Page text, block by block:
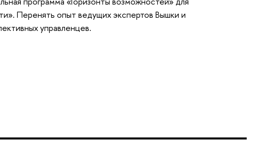
Перенять опыт ведущих экспертов Вышки и
управленцев.